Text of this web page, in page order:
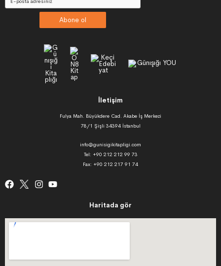
Abone ol
İletişim
Fulya Mah. Büyükdere Cad. Akabe İş Merkezi
78/1 Şişli 34394 İstanbul
info@gunisigikitapligi.com
Tel: +90 212 212 99 73
Fax: +90 212 217 91 74
Haritada gör